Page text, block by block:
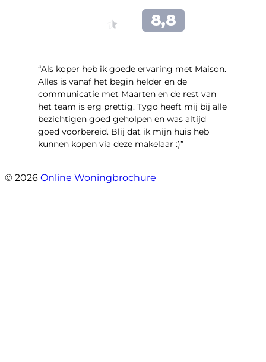
“Als koper heb ik goede ervaring met Maison.
Alles is vanaf het begin helder en de
communicatie met Maarten en de rest van
het team is erg prettig. Tygo heeft mij bij alle
bezichtigen goed geholpen en was altijd
goed voorbereid. Blij dat ik mijn huis heb
kunnen kopen via deze makelaar :)”
© 2026 Online Woningbrochure